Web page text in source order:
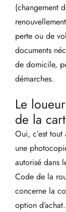
(changement
perte ou de
documents
de domicile,
démarches.
Le
de la
Oui, c’est
une
autorisé dans
Code de la
concerne la
option d’achat.